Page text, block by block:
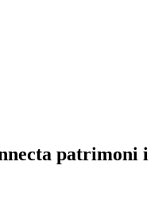
patrimoni i